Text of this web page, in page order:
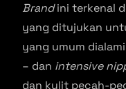
Brandini terkenal
yang ditujukan
yang umum
– dan intensive
dan kulit pecah-